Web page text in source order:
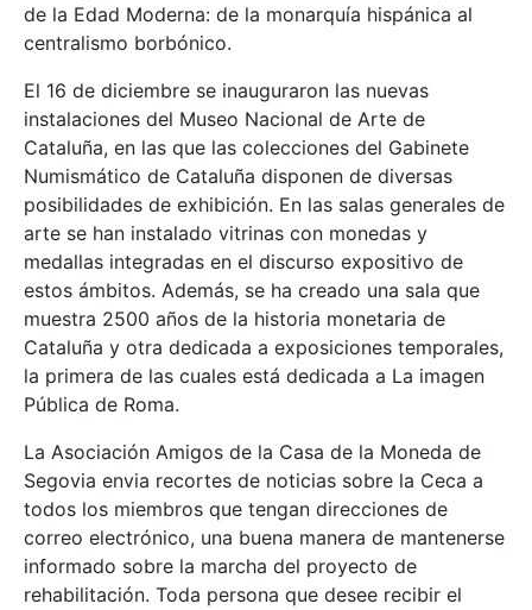
de la Edad Moderna: de la monarquía hispánica al
centralismo borbónico.
El 16 de diciembre se inauguraron las nuevas
instalaciones del Museo Nacional de Arte de
Cataluña, en las que las colecciones del Gabinete
Numismático de Cataluña disponen de diversas
posibilidades de exhibición. En las salas generales de
arte se han instalado vitrinas con monedas y
medallas integradas en el discurso expositivo de
estos ámbitos. Además, se ha creado una sala que
muestra 2500 años de la historia monetaria de
Cataluña y otra dedicada a exposiciones temporales,
la primera de las cuales está dedicada a La imagen
Pública de Roma.
La Asociación Amigos de la Casa de la Moneda de
Segovia envia recortes de noticias sobre la Ceca a
todos los miembros que tengan direcciones de
correo electrónico, una buena manera de mantenerse
informado sobre la marcha del proyecto de
rehabilitación. Toda persona que desee recibir el